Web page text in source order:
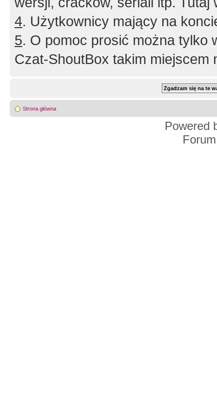
4. Użytkownicy mający na
5. O pomoc prosić można tylko
Czat-ShoutBox takim miejscem
Strona główna
Powered